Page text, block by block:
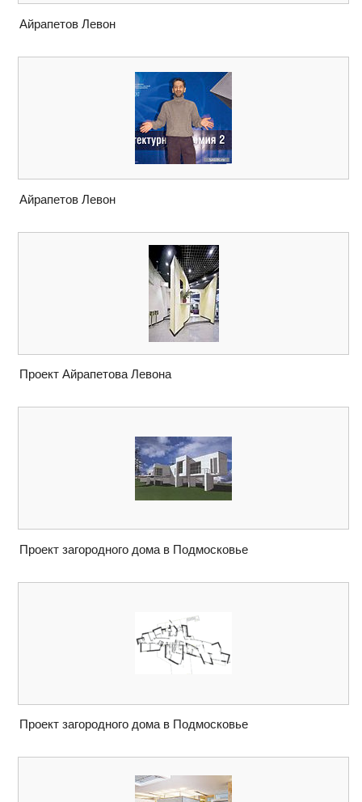
Айрапетов Левон
Айрапетов Левон
Проект Айрапетова Левона
Проект загородного дома в Подмосковье
Проект загородного дома в Подмосковье